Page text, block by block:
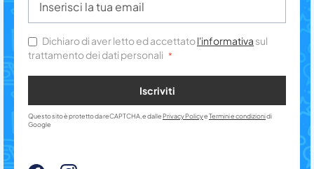
Dichiaro di aver letto ed accettatol'informativa sul
trattamento dei dati personali
Iscriviti
Questo sito è protetto da reCAPTCHA, e dalle Privacy PolicyeTermini e condizionidi
Google